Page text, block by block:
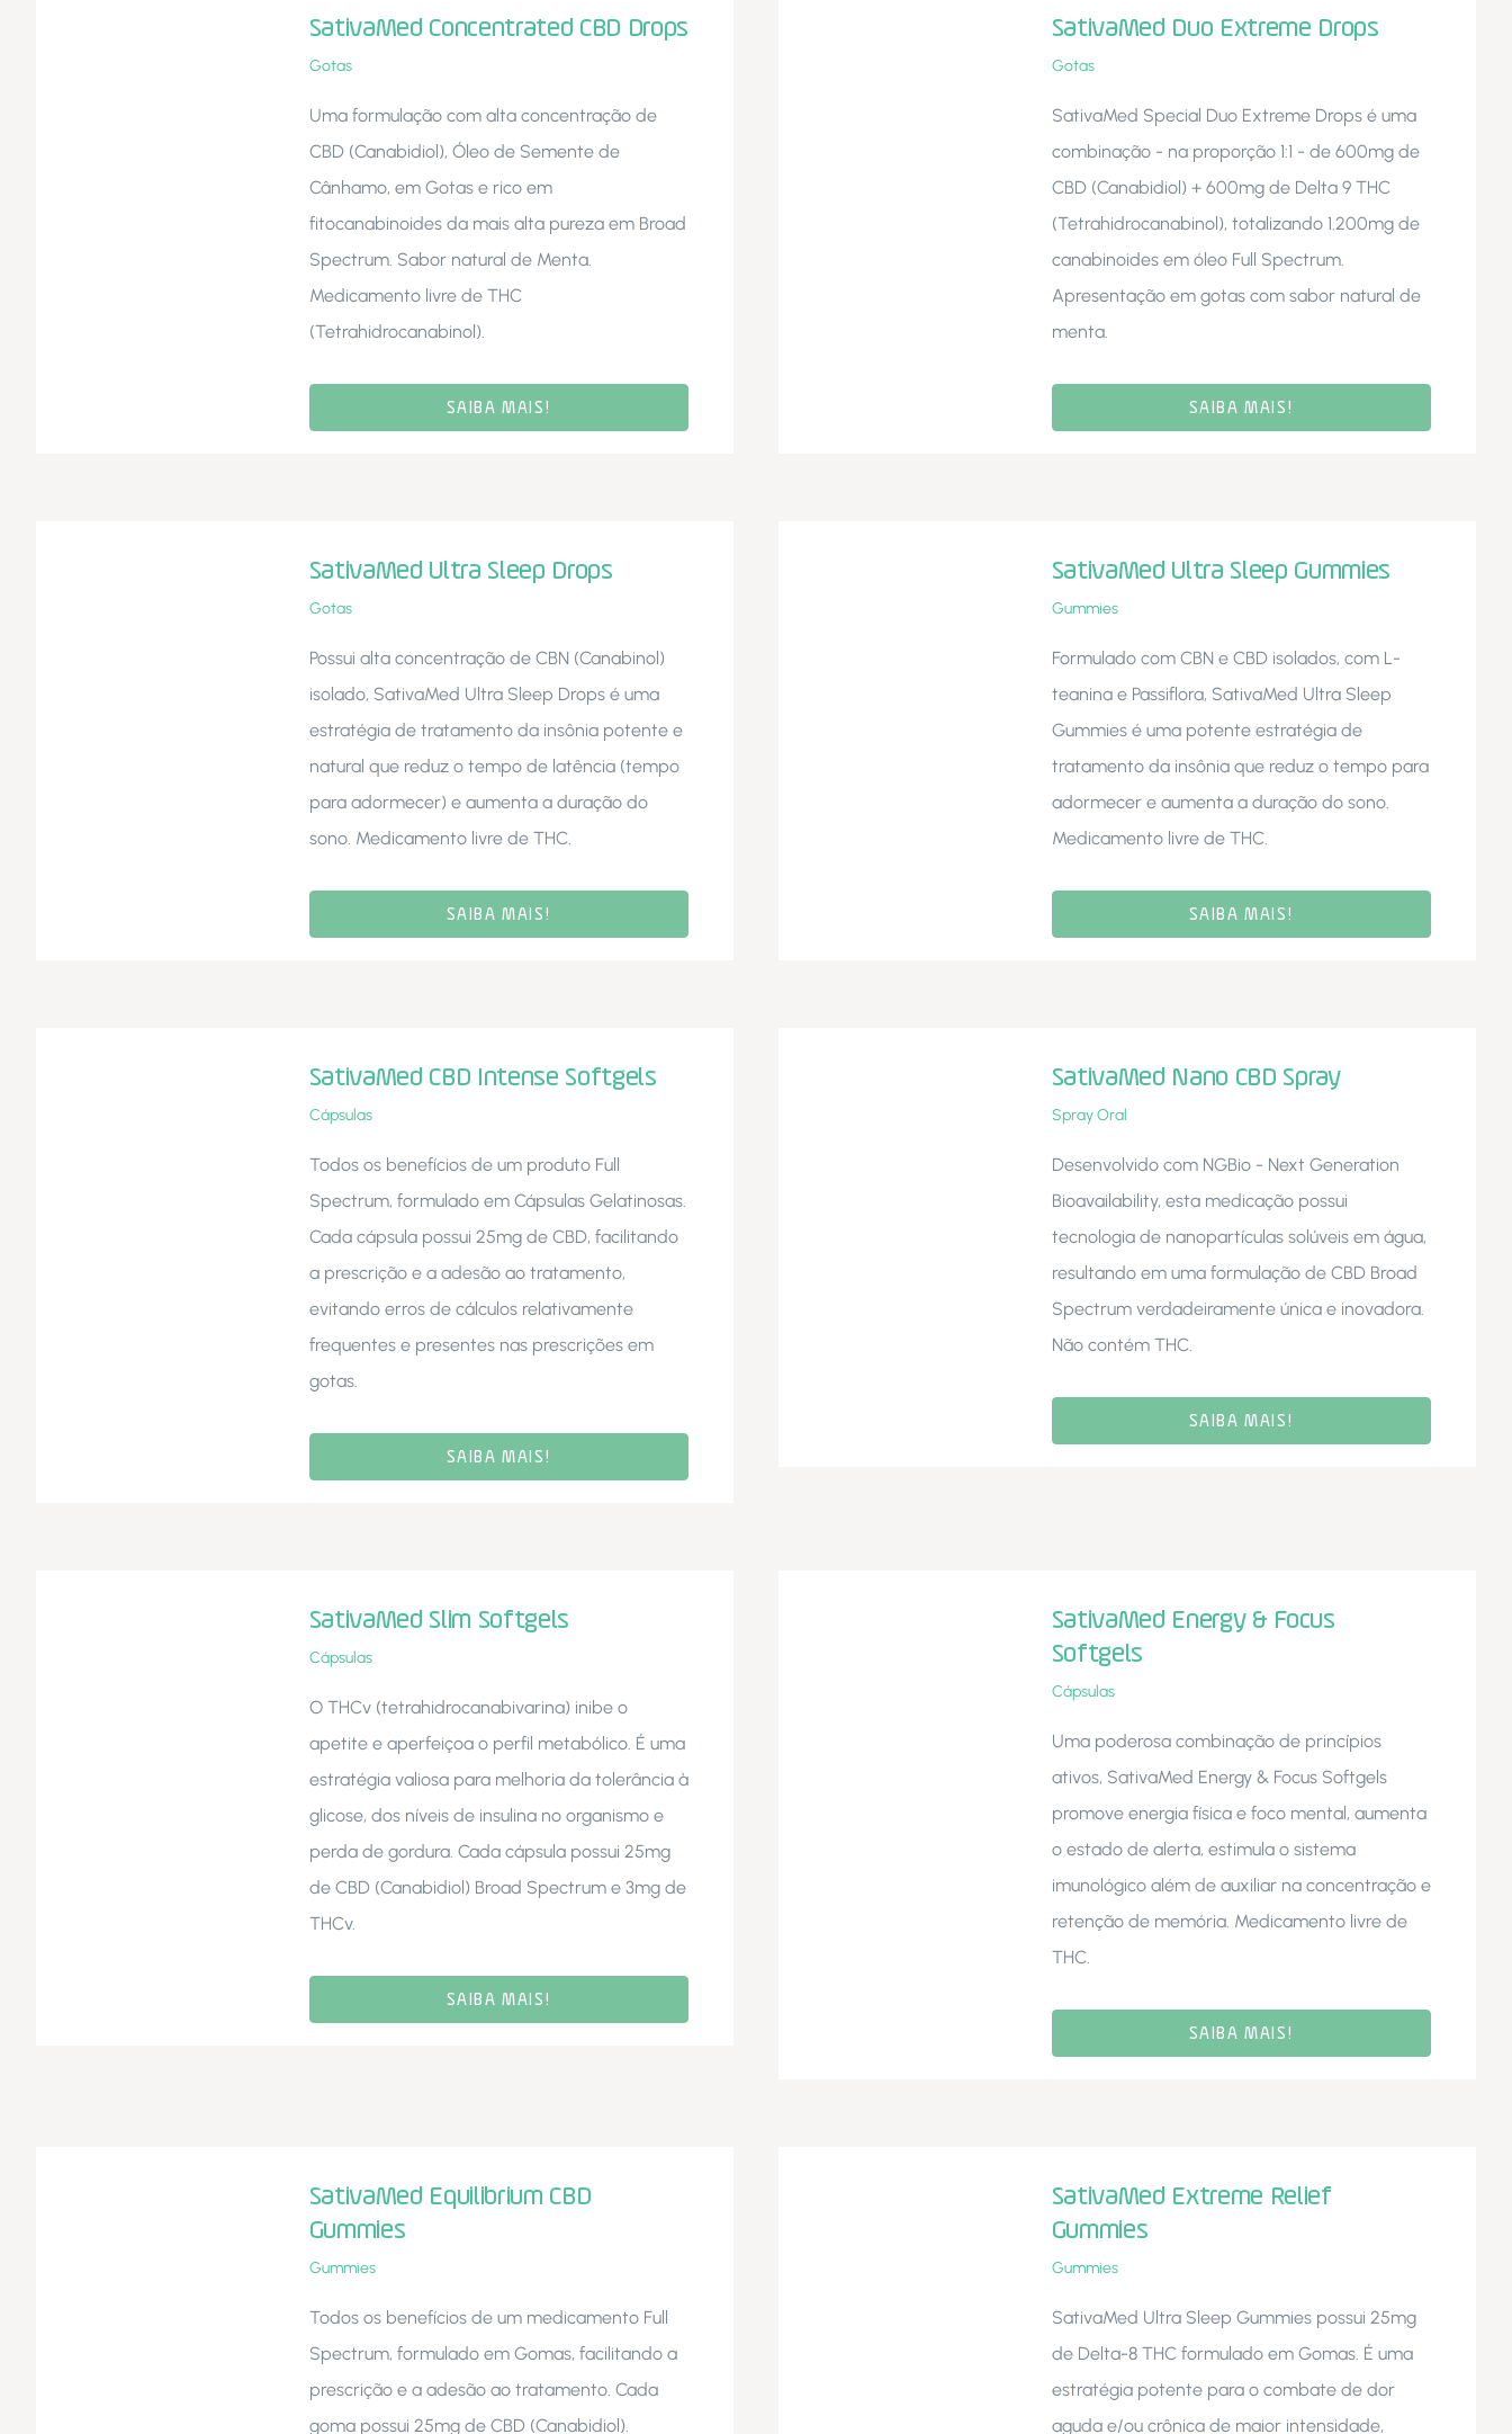
SativaMed Concentrated CBD Drops
Gotas
Uma formulação com alta concentração de
CBD (Canabidiol), Óleo de Semente de
Cânhamo, em Gotas e rico em
fitocanabinoides da mais alta pureza em Broad
Spectrum. Sabor natural de Menta.
Medicamento livre de THC
(Tetrahidrocanabinol).
SAIBA MAIS!
SativaMed Duo Extreme Drops
Gotas
SativaMed Special Duo Extreme Drops é uma
combinação - na proporção 1:1 - de 600mg de
CBD (Canabidiol) + 600mg de Delta 9 THC
(Tetrahidrocanabinol), totalizando 1.200mg de
canabinoides em óleo Full Spectrum.
Apresentação em gotas com sabor natural de
menta.
SAIBA MAIS!
SativaMed Ultra Sleep Drops
Gotas
Possui alta concentração de CBN (Canabinol)
isolado, SativaMed Ultra Sleep Drops é uma
estratégia de tratamento da insônia potente e
natural que reduz o tempo de latência (tempo
para adormecer) e aumenta a duração do
sono. Medicamento livre de THC.
SAIBA MAIS!
SativaMed Ultra Sleep Gummies
Gummies
Formulado com CBN e CBD isolados, com L-
teanina e Passiflora, SativaMed Ultra Sleep
Gummies é uma potente estratégia de
tratamento da insônia que reduz o tempo para
adormecer e aumenta a duração do sono.
Medicamento livre de THC.
SAIBA MAIS!
SativaMed CBD Intense Softgels
Cápsulas
Todos os benefícios de um produto Full
Spectrum, formulado em Cápsulas Gelatinosas.
Cada cápsula possui 25mg de CBD, facilitando
a prescrição e a adesão ao tratamento,
evitando erros de cálculos relativamente
frequentes e presentes nas prescrições em
gotas.
SAIBA MAIS!
SativaMed Nano CBD Spray
Spray Oral
Desenvolvido com NGBio - Next Generation
Bioavailability, esta medicação possui
tecnologia de nanopartículas solúveis em água,
resultando em uma formulação de CBD Broad
Spectrum verdadeiramente única e inovadora.
Não contém THC.
SAIBA MAIS!
SativaMed Slim Softgels
Cápsulas
O THCv (tetrahidrocanabivarina) inibe o
apetite e aperfeiçoa o perfil metabólico. É uma
estratégia valiosa para melhoria da tolerância à
glicose, dos níveis de insulina no organismo e
perda de gordura. Cada cápsula possui 25mg
de CBD (Canabidiol) Broad Spectrum e 3mg de
THCv.
SAIBA MAIS!
SativaMed Energy & Focus
Softgels
Cápsulas
Uma poderosa combinação de princípios
ativos, SativaMed Energy & Focus Softgels
promove energia física e foco mental, aumenta
o estado de alerta, estimula o sistema
imunológico além de auxiliar na concentração e
retenção de memória. Medicamento livre de
THC.
SAIBA MAIS!
SativaMed Equilibrium CBD
Gummies
Gummies
Todos os benefícios de um medicamento Full
Spectrum, formulado em Gomas, facilitando a
prescrição e a adesão ao tratamento. Cada
goma possui 25mg de CBD (Canabidiol).
SativaMed Extreme Relief
Gummies
Gummies
SativaMed Ultra Sleep Gummies possui 25mg
de Delta-8 THC formulado em Gomas. É uma
estratégia potente para o combate de dor
aguda e/ou crônica de maior intensidade,